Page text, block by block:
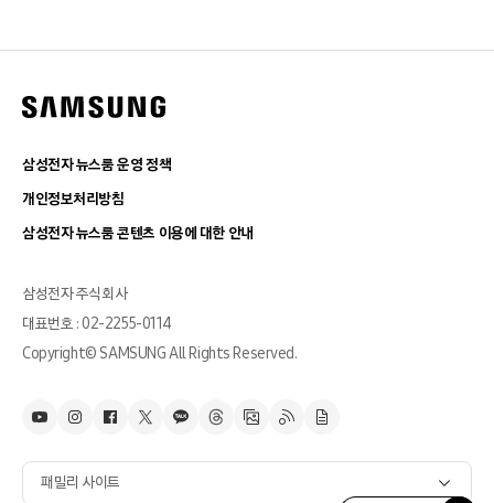
삼성전자 뉴스룸 운영 정책
개인정보처리방침
삼성전자 뉴스룸 콘텐츠 이용에 대한 안내
삼성전자 주식회사
대표번호 : 02-2255-0114
Copyright© SAMSUNG All Rights Reserved.
패밀리 사이트